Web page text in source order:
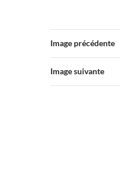
Image précédente
Image suivante